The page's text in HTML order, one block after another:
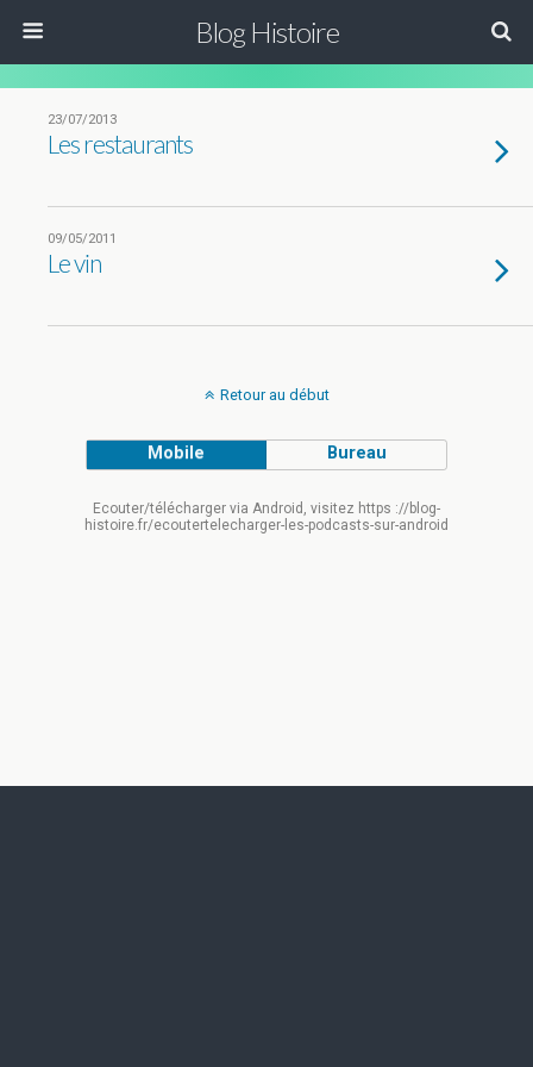
Blog Histoire
23/07/2013
Les restaurants
09/05/2011
Le vin
Retour au début
Mobile Bureau
Ecouter/télécharger via Android, visitez https ://blog-
histoire.fr/ecoutertelecharger-les-podcasts-sur-android